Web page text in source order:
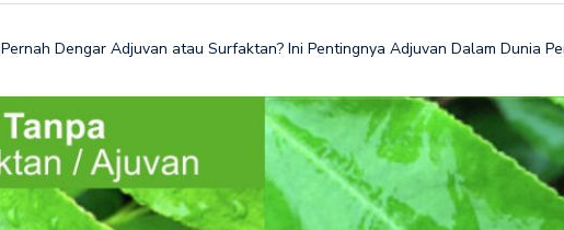
Pernah Dengar Adjuvan atau Surfaktan? Ini Pentingnya Adjuvan Dalam Dunia